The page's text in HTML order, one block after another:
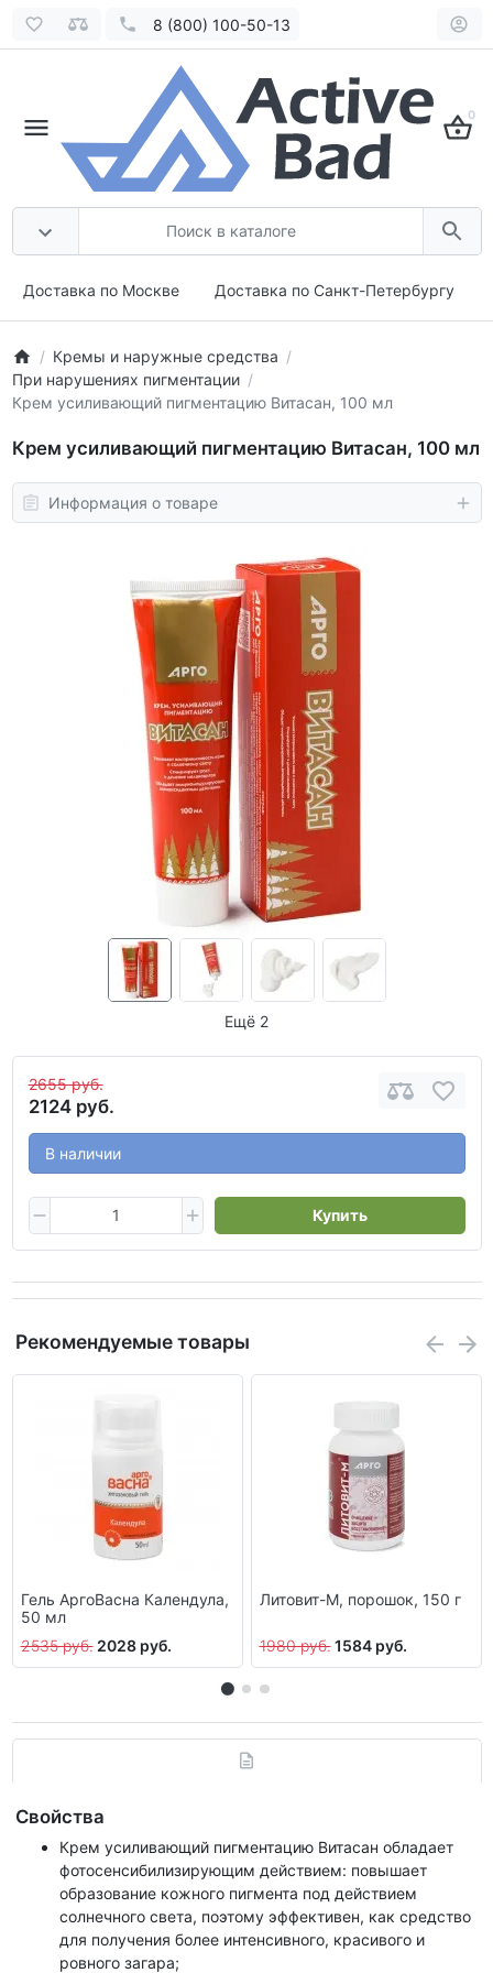
8 (800) 100-50-13
0
Доставка по Москве Доставка по Санкт-Петербургу
Кремы и наружные средства
При нарушениях пигментации
Крем усиливающий пигментацию Витасан, 100 мл
Крем усиливающий пигментацию Витасан, 100 мл
Информация о товаре
Ещё 2
2655 руб.
2124 руб.
В наличии
Купить
Рекомендуемые товары
Гель АргоВасна Календула,
50 мл
2535 руб. 2028 руб.
Литовит-М, порошок, 150 г
1980 руб. 1584 руб.
Свойства
Крем усиливающий пигментацию Витасан обладает
фотосенсибилизирующим действием: повышает
образование кожного пигмента под действием
солнечного света, поэтому эффективен, как средство
для получения более интенсивного, красивого и
ровного загара;